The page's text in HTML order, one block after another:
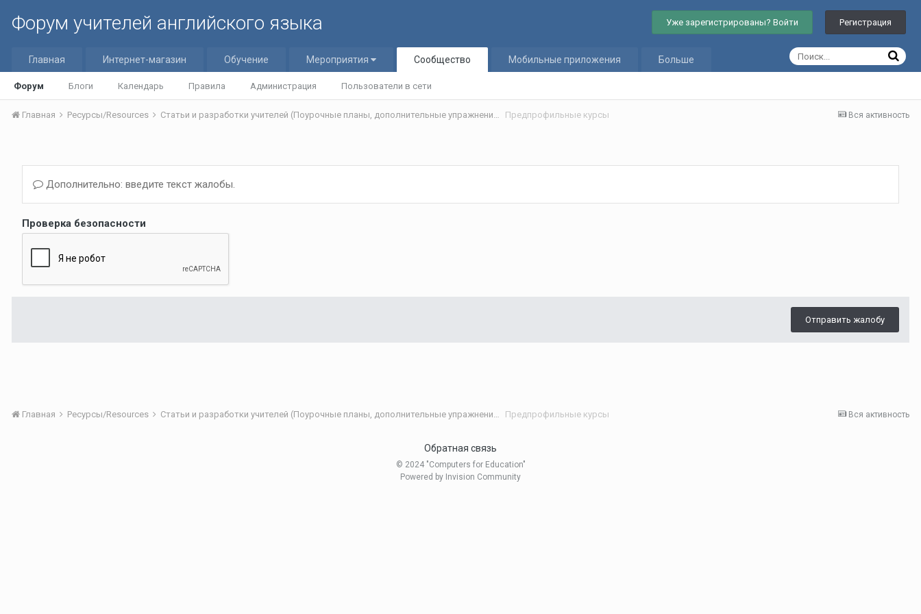
Форум учителей английского языка Уже зарегистрированы? Войти Регистрация
Главная Интернет-магазин Обучение Мероприятия Сообщество
Форум Блоги Календарь Правила Администрация Пользователи в сети
Мобильные приложения Больше
Вся активность
Главная Ресурсы/Resources Статьи и разработки учителей (Поурочные планы, дополнительные упражнения и т.д.)/Materials developed by teachers Предпрофильные курсы
Дополнительно: введите текст жалобы.
Проверка безопасности
Отправить жалобу
Вся активность
Главная Ресурсы/Resources Статьи и разработки учителей (Поурочные планы, дополнительные упражнения и т.д.)/Materials developed by teachers Предпрофильные курсы
Обратная связь
© 2024 "Computers for Education"
Powered by Invision Community